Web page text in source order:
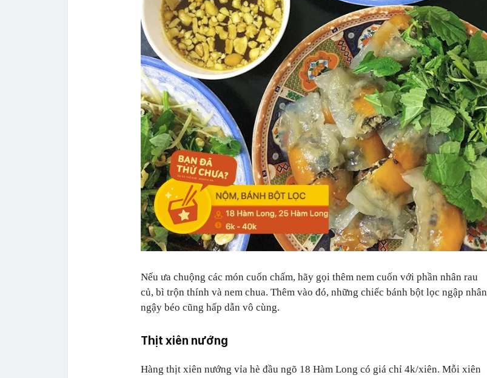
Nếu ưa chuộng các món cuốn chấm, hãy gọi thêm nem cuốn với phần nhân rau
củ, bì trộn thính và nem chua. Thêm vào đó, những chiếc bánh bột lọc ngập nhân
ngậy béo cũng hấp dẫn vô cùng.
Thịt xiên nướng
Hàng thịt xiên nướng vỉa hè đầu ngõ 18 Hàm Long có giá chỉ 4k/xiên. Mỗi xiên